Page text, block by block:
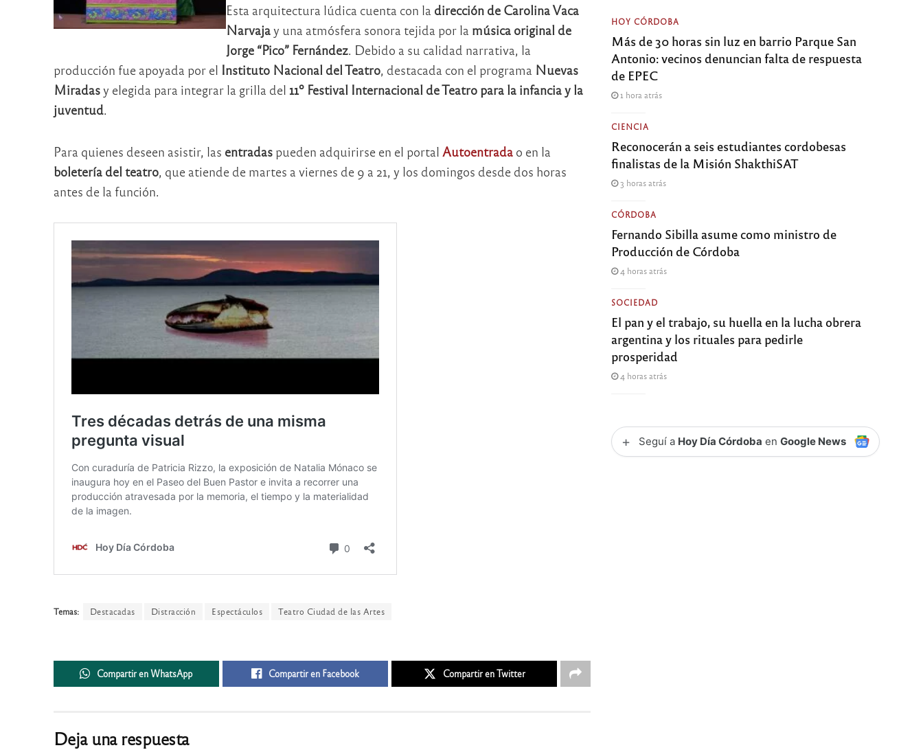
Esta arquitectura lúdica cuenta con la dirección de Carolina Vaca
Narvajay una atmósfera sonora tejida por la música original de
Jorge “Pico” Fernández. Debido a su calidad narrativa, la
producción fue apoyada por el Instituto Nacional del Teatro, destacada con el programa Nuevas
Miradasy elegida para integrar la grilla del 11º Festival Internacional de Teatro para la infancia y la
juventud.
Para quienes deseen asistir, las entradaspueden adquirirse en el portal Autoentrada o en la
boletería del teatro, que atiende de martes a viernes de 9 a 21, y los domingos desde dos horas
antes de la función.
Temas: Destacadas Distracción Espectáculos Teatro Ciudad de las Artes
Compartir en WhatsApp Compartir en Facebook Compartir en Twitter
Deja una respuesta
HOY CÓRDOBA
Más de 30 horas sin luz en barrio Parque San
Antonio: vecinos denuncian falta de respuesta
de EPEC
1 hora atrás
CIENCIA
Reconocerán a seis estudiantes cordobesas
finalistas de la Misión ShakthiSAT
3 horas atrás
CÓRDOBA
Fernando Sibilla asume como ministro de
Producción de Córdoba
4 horas atrás
SOCIEDAD
El pan y el trabajo, su huella en la lucha obrera
argentina y los rituales para pedirle
prosperidad
4 horas atrás
+ Seguí a Hoy Día Córdoba enGoogle News